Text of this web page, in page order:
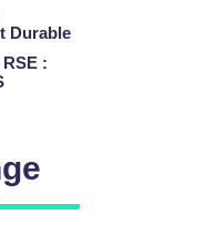
Durable